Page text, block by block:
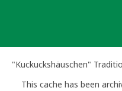
"Kuckuckshäuschen"
This cache has been